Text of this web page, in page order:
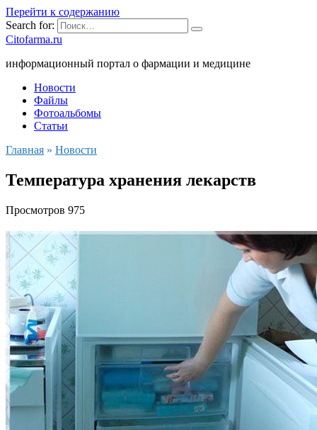
Перейти к содержанию
Search for:
Citofarma.ru
информационный портал о фармации и медицине
Новости
Файлы
Фотоальбомы
Статьи
Главная » Новости
Температура хранения лекарств
Просмотров 975